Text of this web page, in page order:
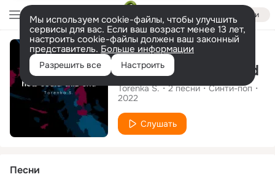
Войти
Мы используем cookie-файлы, чтобы улучшить
сервисы для вас. Если ваш возраст менее 13 лет,
настроить cookie-файлы должен ваш законный
представитель. Больше информации
Разрешить все Настроить
Альбом
How Could This End
Torenka S. 2песни
Синти-поп
2022
Слушать
Песни